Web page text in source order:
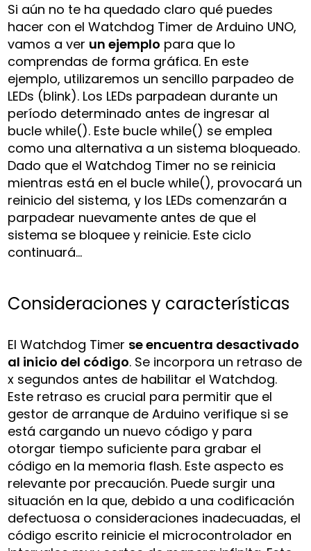
Si aún no te ha quedado claro qué puedes
hacer con el Watchdog Timer de Arduino UNO,
vamos a ver un ejemplo para que lo
comprendas de forma gráfica. En este
ejemplo, utilizaremos un sencillo parpadeo de
LEDs (blink). Los LEDs parpadean durante un
período determinado antes de ingresar al
bucle while(). Este bucle while() se emplea
como una alternativa a un sistema bloqueado.
Dado que el Watchdog Timer no se reinicia
mientras está en el bucle while(), provocará un
reinicio del sistema, y los LEDs comenzarán a
parpadear nuevamente antes de que el
sistema se bloquee y reinicie. Este ciclo
continuará…
Consideraciones y características
El Watchdog Timer se encuentra desactivado
al inicio del código. Se incorpora un retraso de
x segundos antes de habilitar el Watchdog.
Este retraso es crucial para permitir que el
gestor de arranque de Arduino verifique si se
está cargando un nuevo código y para
otorgar tiempo suficiente para grabar el
código en la memoria flash. Este aspecto es
relevante por precaución. Puede surgir una
situación en la que, debido a una codificación
defectuosa o consideraciones inadecuadas, el
código escrito reinicie el microcontrolador en